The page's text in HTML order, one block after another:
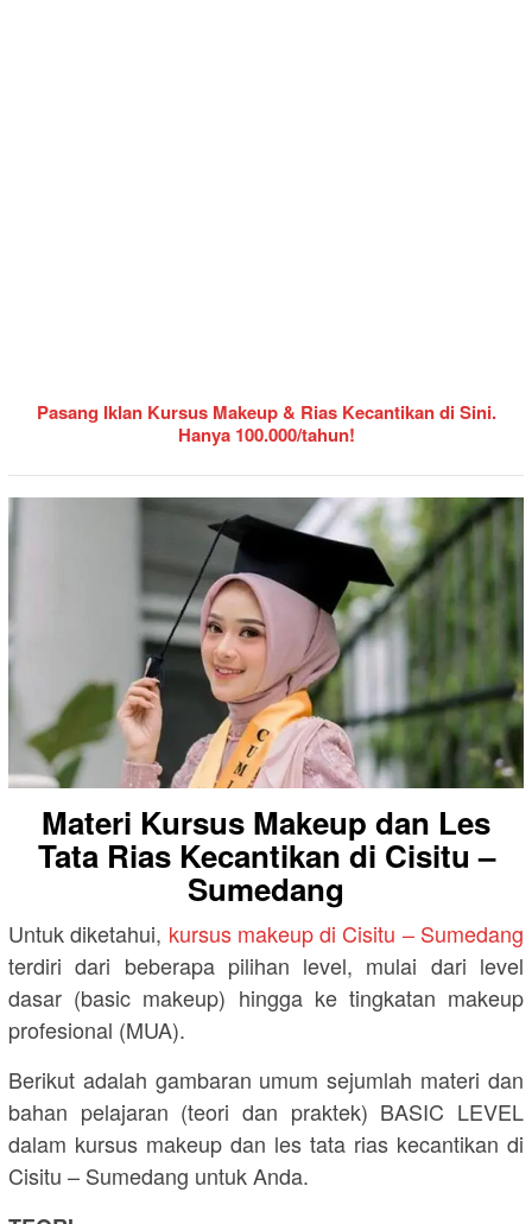
Pasang Iklan Kursus Makeup & Rias Kecantikan di Sini.
Hanya 100.000/tahun!
Materi Kursus Makeup dan Les
Tata Rias Kecantikan di Cisitu –
Sumedang
Untuk diketahui, kursus makeup di Cisitu – Sumedang
terdiri dari beberapa pilihan level, mulai dari level
dasar (basic makeup) hingga ke tingkatan makeup
profesional (MUA).
Berikut adalah gambaran umum sejumlah materi dan
bahan pelajaran (teori dan praktek) BASIC LEVEL
dalam kursus makeup dan les tata rias kecantikan di
Cisitu – Sumedang untuk Anda.